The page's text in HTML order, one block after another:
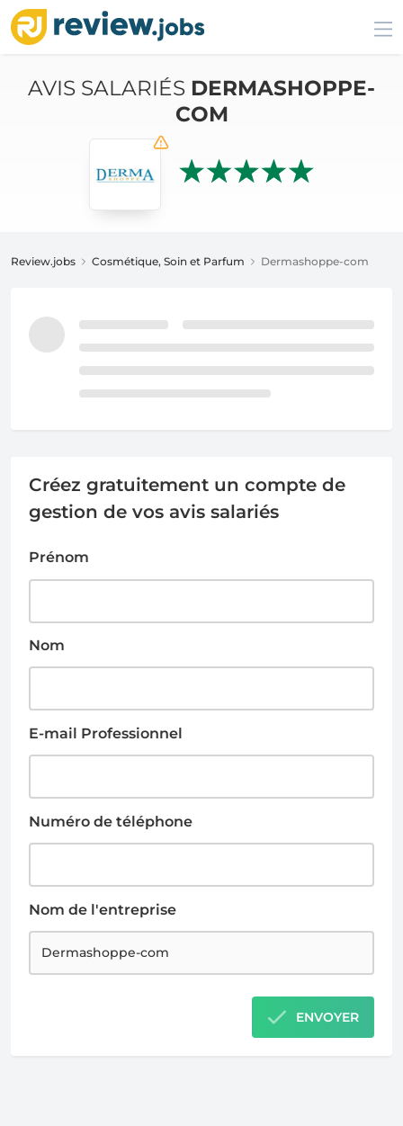
AVIS SALARIÉS DERMASHOPPE-
COM
Review.jobs Cosmétique, Soin et Parfum Dermashoppe-com
Créez gratuitement un compte de
gestion de vos avis salariés
Prénom
Nom
E-mail Professionnel
Numéro de téléphone
Nom de l'entreprise
ENVOYER